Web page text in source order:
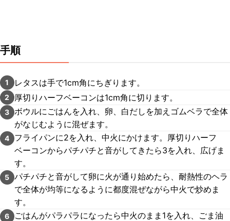
手順
1 レタスは手で1cm角にちぎります。
2 厚切りハーフベーコンは1cm角に切ります。
3 ボウルにごはんを入れ、卵、白だしを加えゴムベラで全体
がなじむように混ぜます。
4
フライパンに2を入れ、中火にかけます。厚切りハーフ
ベーコンからパチパチと音がしてきたら3を入れ、広げま
す。
5 パチパチと音がして卵に火が通り始めたら、耐熱性のヘラ
で全体が均等になるように都度混ぜながら中火で炒めま
す。
6
ごはんがパラパラになったら中火のまま1を入れ、ごま油